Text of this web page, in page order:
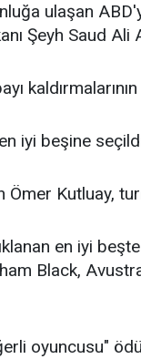
ulaşan
Şeyh Saud Ali
iyi beşine
Ömer Kutluay,
en iyi
Black,
oyuncusu"